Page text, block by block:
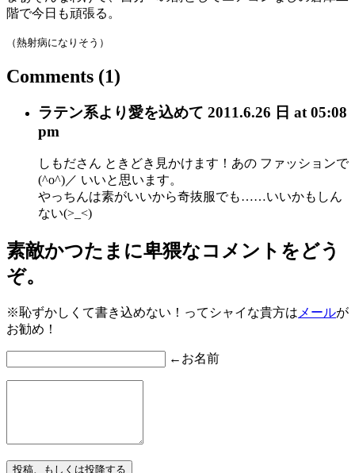
階で今日も頑張る。
（熱射病になりそう）
Comments (1)
ラテン系より愛を込めて 2011.6.26 日 at 05:08
pm
しもださん ときどき見かけます！あの ファッションで
(^o^)／ いいと思います。
やっちんは素がいいから奇抜服でも……いいかもしん
ない(>_<)
素敵かつたまに卑猥なコメントをどう
ぞ。
※恥ずかしくて書き込めない！ってシャイな貴方は メールが
お勧め！
←お名前